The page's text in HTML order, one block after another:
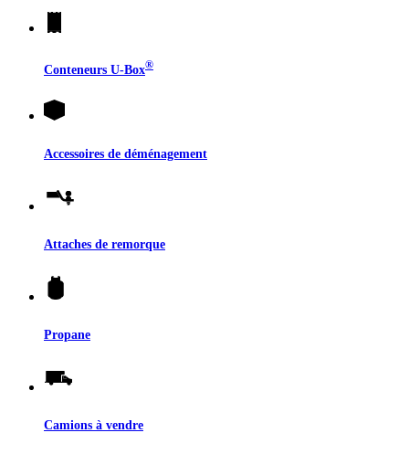
Conteneurs U-Box®
Accessoires de déménagement
Attaches de remorque
Propane
Camions à vendre